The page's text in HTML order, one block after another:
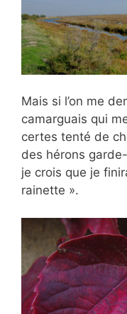
Mais si l’on me
camarguais qui
certes tenté de
des hérons
je crois que je
rainette ».